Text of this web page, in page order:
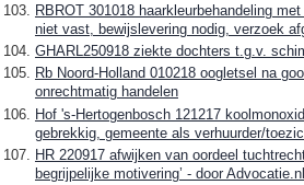
RBROT 301018 haarkleurbehandeling
niet vast, bewijslevering nodig, verzoek
GHARL250918 ziekte dochters t.g.v.
Rb Noord-Holland 010218 oogletsel na
onrechtmatig handelen
Hof 's-Hertogenbosch 121217
gebrekkig, gemeente als verhuurder/
HR 220917 afwijken van oordeel
begrijpelijke motivering’ - door